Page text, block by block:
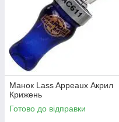
Манок Lass Appeaux Акрил
Крижень
Готово до відправки